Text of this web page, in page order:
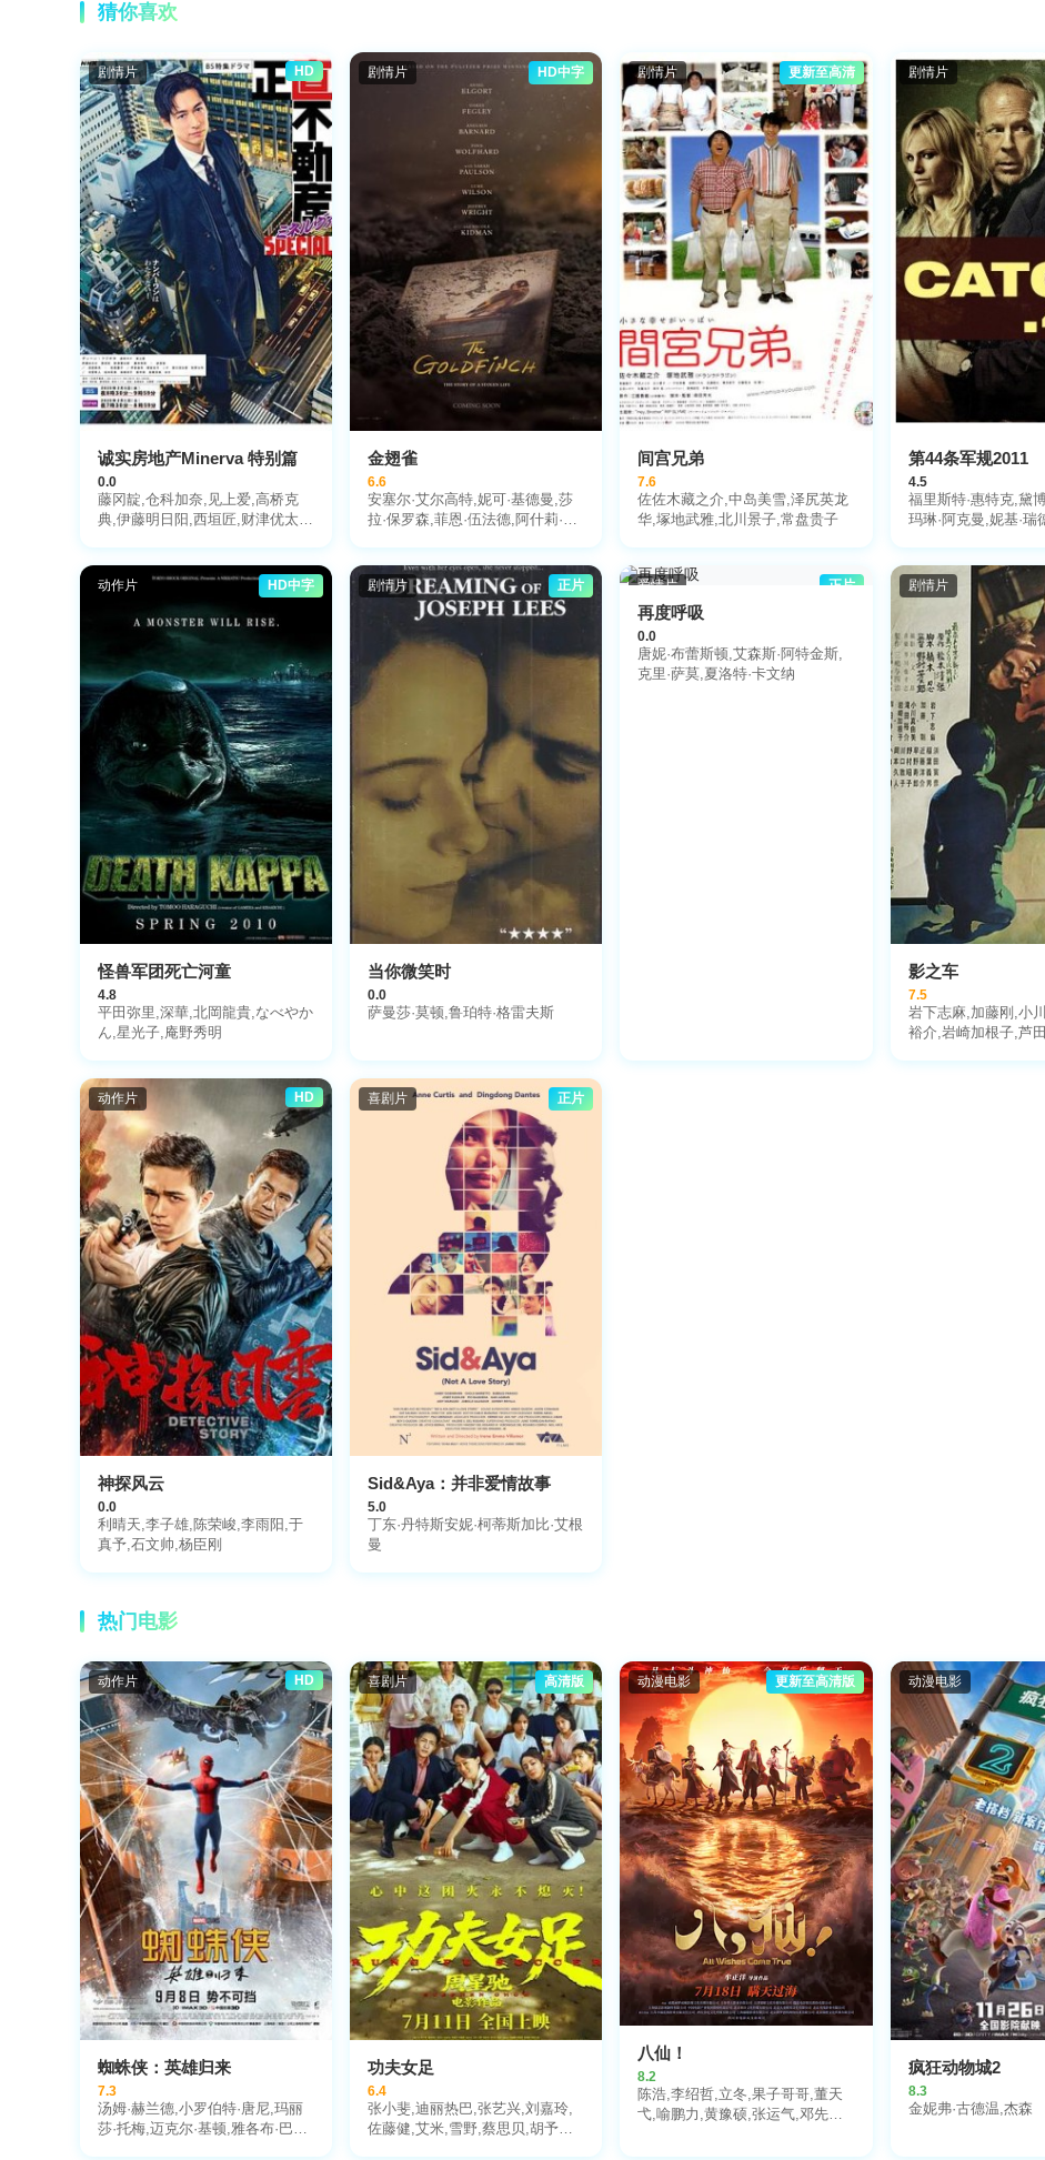
猜你喜欢
剧情片 HD
诚实房地产Minerva 特别篇
0.0
藤冈靛,仓科加奈,见上爱,高桥克
典,伊藤明日阳,西垣匠,财津优太
人,松本若菜,田中泯,高畑淳子
剧情片 HD中字
金翅雀
6.6
安塞尔·艾尔高特,妮可·基德曼,莎
拉·保罗森,菲恩·伍法德,阿什莉·卡
得·雅各布森,丹尼斯·欧哈拉,薇拉·
菲茨杰拉德,罗伯特·乔伊,乔伊·斯
洛特尼克,奥克斯·费格雷,卡罗琳·
戴,马德奥·范·德·格里恩,桃乐丝·麦
卡锡,艾米·劳伦斯,戈登·威纳里克,
蕾切尔·德·拉·托尔,尼基·陶起亚,罗
伯特·约翰·加拉格尔,汉克·罗杰森,
阿尔顿·菲茨杰拉德·怀特,本·霍兰
兹沃思,瑞克·博兰德,阿尔玛·奎尔
剧情片 更新至高清
间宫兄弟
7.6
佐佐木藏之介,中岛美雪,泽尻英龙
华,塚地武雅,北川景子,常盘贵子
剧情片
第44条军规2011
4.5
福里斯特·惠特克,黛
玛琳·阿克曼,妮基·瑞
动作片 HD中字
怪兽军团死亡河童
4.8
平田弥里,深華,北岡龍貴,なべやか
ん,星光子,庵野秀明
剧情片 正片
当你微笑时
0.0
萨曼莎·莫顿,鲁珀特·格雷夫斯
爱情片 正片
再度呼吸
0.0
唐妮·布蕾斯顿,艾森斯·阿特金斯,
克里·萨莫,夏洛特·卡文纳
剧情片
影之车
7.5
岩下志麻,加藤刚,小
裕介,岩崎加根子,芦
动作片 HD
神探风云
0.0
利晴天,李子雄,陈荣峻,李雨阳,于
真予,石文帅,杨臣刚
喜剧片 正片
Sid&Aya：并非爱情故事
5.0
丁东·丹特斯安妮·柯蒂斯加比·艾根
曼
热门电影
动作片 HD
蜘蛛侠：英雄归来
7.3
汤姆·赫兰德,小罗伯特·唐尼,玛丽
莎·托梅,迈克尔·基顿,雅各布·巴特
喜剧片 高清版
功夫女足
6.4
张小斐,迪丽热巴,张艺兴,刘嘉玲,
佐藤健,艾米,雪野,蔡思贝,胡予安,
动漫电影 更新至高清版
八仙！
8.2
陈浩,李绍哲,立冬,果子哥哥,董天
弋,喻鹏力,黄豫硕,张运气,邓先森,
动漫电影
疯狂动物城2
8.3
金妮弗·古德温,杰森